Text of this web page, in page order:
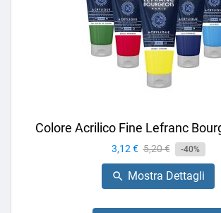
Colore Acrilico Fine Lefranc
Prezzo
3,12 € Prezzo
base
5,20 € -40%
 Mostra Dettagli